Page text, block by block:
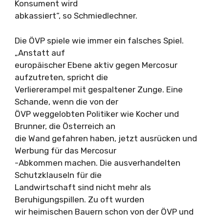
Konsument wird
abkassiert“, so Schmiedlechner.
Die ÖVP spiele wie immer ein falsches Spiel.
„Anstatt auf
europäischer Ebene aktiv gegen Mercosur
aufzutreten, spricht die
Verliererampel mit gespaltener Zunge. Eine
Schande, wenn die von der
ÖVP weggelobten Politiker wie Kocher und
Brunner, die Österreich an
die Wand gefahren haben, jetzt ausrücken und
Werbung für das Mercosur
-Abkommen machen. Die ausverhandelten
Schutzklauseln für die
Landwirtschaft sind nicht mehr als
Beruhigungspillen. Zu oft wurden
wir heimischen Bauern schon von der ÖVP und